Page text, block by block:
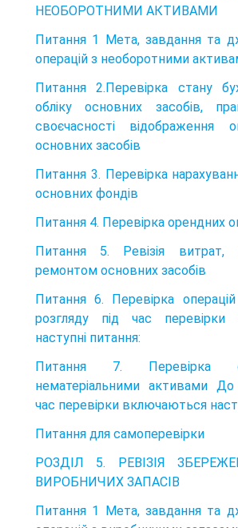
НЕОБОРОТНИМИ АКТИВАМИ
Питання 1 Мета, завдання та
операцій з необоротними
Питання 2.Перевірка стану
обліку основних засобів,
своєчасності відображення
основних засобів
Питання 3. Перевірка
основних фондів
Питання 4. Перевірка орендних
Питання 5. Ревізія витрат,
ремонтом основних засобів
Питання 6. Перевірка
розгляду під час перевірки
наступні питання:
Питання 7. Перевірка
нематеріальними активами До
час перевірки включаються
Питання для самоперевірки
РОЗДІЛ 5. РЕВІЗІЯ
ВИРОБНИЧИХ ЗАПАСІВ
Питання 1 Мета, завдання та